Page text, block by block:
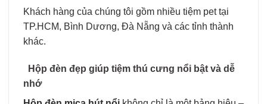
Khách hàng của chúng tôi gồm nhiều tiệm pet tại
TP.HCM, Bình Dương, Đà Nẵng và các tỉnh thành
khác.
Hộp đèn đẹp giúp tiệm thú cưng nổi bật và dễ
nhớ